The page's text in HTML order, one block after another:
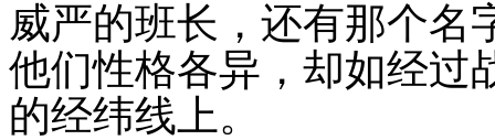
威严的班长，还有那个名
他们性格各异，却如经过
的经纬线上。